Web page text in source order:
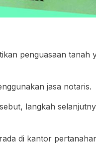
penguasaan tanah
jasa notaris.
langkah
di kantor